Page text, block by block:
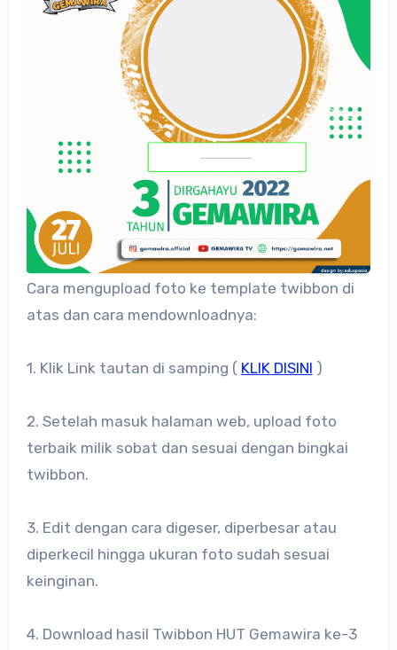
Cara mengupload foto ke template twibbon di
atas dan cara mendownloadnya:
1. Klik Link tautan di samping ( KLIK DISINI )
2. Setelah masuk halaman web, upload foto
terbaik milik sobat dan sesuai dengan bingkai
twibbon.
3. Edit dengan cara digeser, diperbesar atau
diperkecil hingga ukuran foto sudah sesuai
keinginan.
4. Download hasil Twibbon HUT Gemawira ke-3